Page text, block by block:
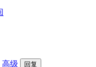
高级